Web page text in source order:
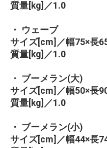
質量[kg]／1.0
・ ウェーブ
サイズ[cm]／幅75×長
質量[kg]／1.0
・ ブーメラン(大)
サイズ[cm]／幅50×長
質量[kg]／1.0
・ ブーメラン(小)
サイズ[cm]／幅44×長